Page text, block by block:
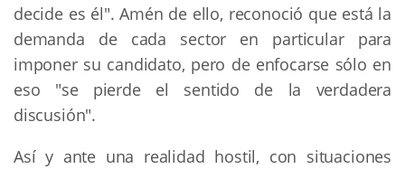
decide es él". Amén de ello, reconoció que está la
demanda de cada sector en particular para
imponer su candidato, pero de enfocarse sólo en
eso "se pierde el sentido de la verdadera
discusión".
Así y ante una realidad hostil, con situaciones